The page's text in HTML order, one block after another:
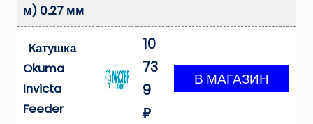
м) 0.27 мм
Катушка
Okuma
Invicta
Feeder
10
73
9
₽